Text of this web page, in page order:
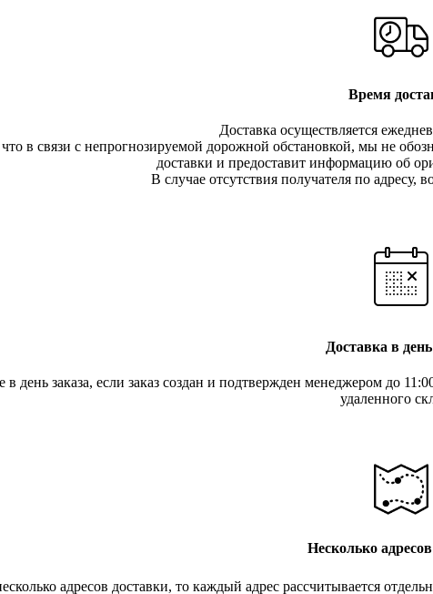
Время
Доставка осуществляется
в связи с непрогнозируемой дорожной обстановкой, мы не
доставки и предоставит информацию об
В случае отсутствия получателя по адресу,
Доставка в день
день заказа, если заказ создан и подтвержден менеджером до
удаленного
Несколько
адресов доставки, то каждый адрес рассчитывается